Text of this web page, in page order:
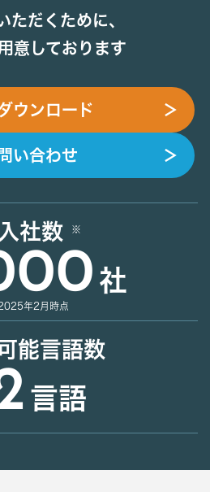
ただくために、
意しております
ウンロード ＞
い合わせ ＞
社数
社
年2月時点
能言語数
言語